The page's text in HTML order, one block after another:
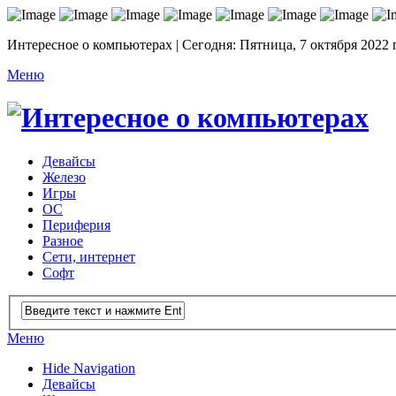
Интересное о компьютерах | Сегодня: Пятница, 7 октября 2022
Меню
Девайсы
Железо
Игры
ОС
Периферия
Разное
Сети, интернет
Софт
Меню
Hide Navigation
Девайсы